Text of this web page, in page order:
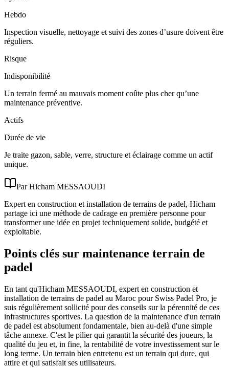
Hebdo
Inspection visuelle, nettoyage et suivi des zones d’usure doivent être
réguliers.
Risque
Indisponibilité
Un terrain fermé au mauvais moment coûte plus cher qu’une
maintenance préventive.
Actifs
Durée de vie
Je traite gazon, sable, verre, structure et éclairage comme un actif
unique.
Par Hicham MESSAOUDI
Expert en construction et installation de terrains de padel, Hicham
partage ici une méthode de cadrage en première personne pour
transformer une idée en projet techniquement solide, budgété et
exploitable.
Points clés sur maintenance terrain de
padel
En tant qu'Hicham MESSAOUDI, expert en construction et
installation de terrains de padel au Maroc pour Swiss Padel Pro, je
suis régulièrement sollicité pour des conseils sur la pérennité de ces
infrastructures sportives. La question de la maintenance d'un terrain
de padel est absolument fondamentale, bien au-delà d'une simple
tâche annexe. C'est le pilier qui garantit la sécurité des joueurs, la
qualité du jeu et, in fine, la rentabilité de votre investissement sur le
long terme. Un terrain bien entretenu est un terrain qui dure, qui
attire et qui satisfait ses utilisateurs.